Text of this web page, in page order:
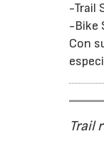
-Trail
-Bike
Con
Trail